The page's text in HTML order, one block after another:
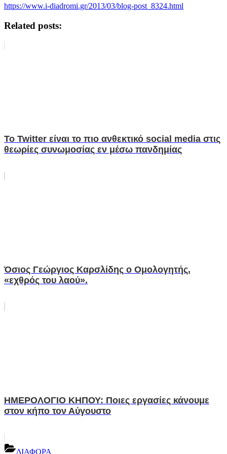
https://www.i-diadromi.gr/2013/03/blog-post_8324.html
Related posts:
Το Twitter είναι το πιο ανθεκτικό social media στις
θεωρίες συνωμοσίας εν μέσω πανδημίας
Όσιος Γεώργιος Καρσλίδης ο Ομολογητής,
«εχθρός του λαού».
ΗΜΕΡΟΛΟΓΙΟ ΚΗΠΟΥ: Ποιες εργασίες κάνουμε
στον κήπο τον Αύγουστο
ΔΙΑΦΟΡΑ